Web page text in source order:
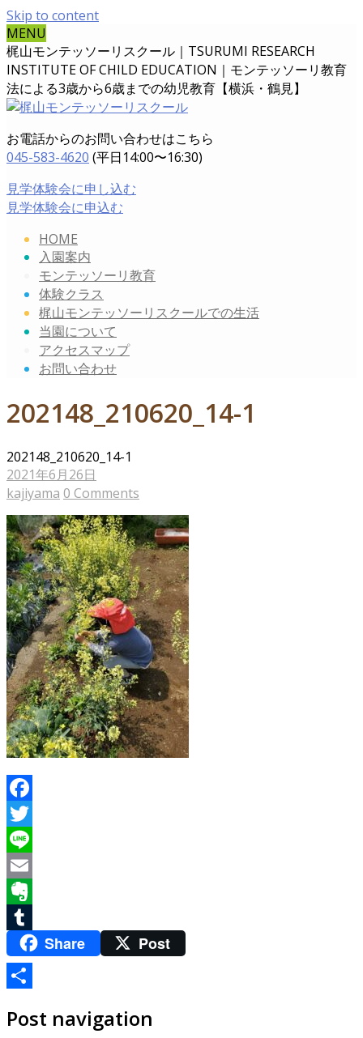
Skip to content
MENU
梶山モンテッソーリスクール｜TSURUMI RESEARCH
INSTITUTE OF CHILD EDUCATION｜ モンテッソーリ教育
法による3歳から6歳までの幼児教育【横浜・鶴見】
お電話からのお問い合わせはこちら
045-583-4620 (平日14:00〜16:30)
見学体験会に申し込む
見学体験会に申込む
HOME
入園案内
モンテッソーリ教育
体験クラス
梶山モンテッソーリスクールでの生活
当園について
アクセスマップ
お問い合わせ
202148_210620_14-1
202148_210620_14-1
2021年6月26日
kajiyama 0 Comments
Facebook
Twitter
Line
Email
Evernote
TumblrShare Post
有
Post navigation